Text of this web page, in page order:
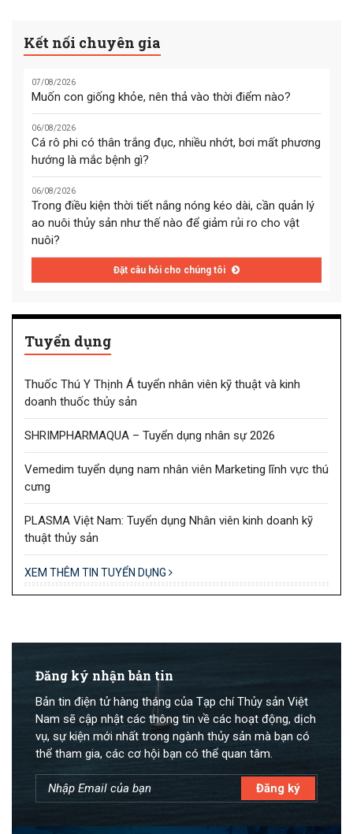
Kết nối chuyên gia
07/08/2026
Muốn con giống khỏe, nên thả vào thời điểm nào?
06/08/2026
Cá rô phi có thân trắng đục, nhiều nhớt, bơi mất phương
hướng là mắc bệnh gì?
06/08/2026
Trong điều kiện thời tiết nắng nóng kéo dài, cần quản lý
ao nuôi thủy sản như thế nào để giảm rủi ro cho vật
nuôi?
Đặt câu hỏi cho chúng tôi
Tuyển dụng
Thuốc Thú Y Thịnh Á tuyển nhân viên kỹ thuật và kinh
doanh thuốc thủy sản
SHRIMPHARMAQUA – Tuyển dụng nhân sự 2026
Vemedim tuyển dụng nam nhân viên Marketing lĩnh vực thú
cưng
PLASMA Việt Nam: Tuyển dụng Nhân viên kinh doanh kỹ
thuật thủy sản
XEM THÊM TIN TUYỂN DỤNG
Đăng ký nhận bản tin
Bản tin điện tử hàng tháng của Tạp chí Thủy sản Việt
Nam sẽ cập nhật các thông tin về các hoạt động, dịch
vụ, sự kiện mới nhất trong ngành thủy sản mà bạn có
thể tham gia, các cơ hội bạn có thể quan tâm.